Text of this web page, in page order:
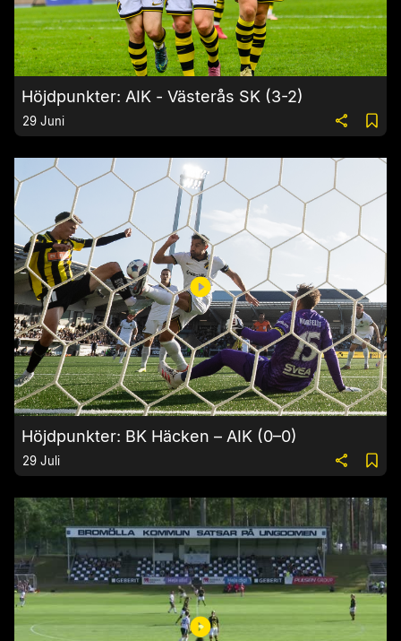
Höjdpunkter: AIK - Västerås SK (3-2)
29 Juni
Höjdpunkter: BK Häcken – AIK (0–0)
29 Juli